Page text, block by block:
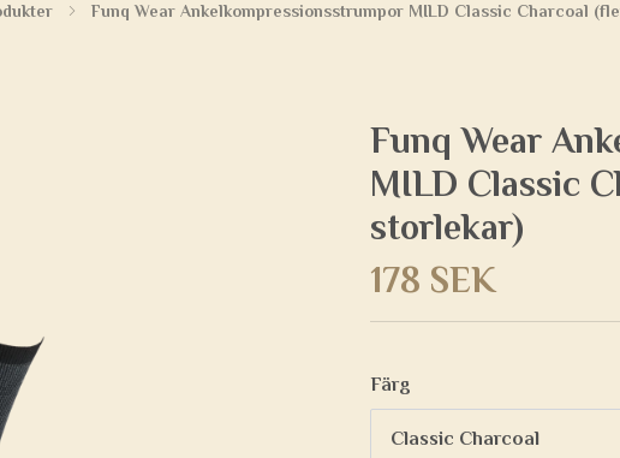
Funq Wear Ankelkompressionsstrumpor MILD Classic Charcoal
Funq Wear
MILD Classic
storlekar)
178 SEK
Färg